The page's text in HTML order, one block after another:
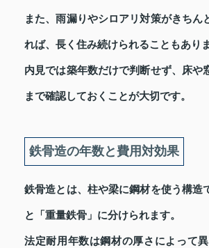
また、雨漏りやシロアリ対策がきちん
れば、長く住み続けられることもありま
内見では築年数だけで判断せず、床や
まで確認しておくことが大切です。
鉄骨造の年数と費用対効果
鉄骨造とは、柱や梁に鋼材を使う構造
と「重量鉄骨」に分けられます。
法定耐用年数は鋼材の厚さによって